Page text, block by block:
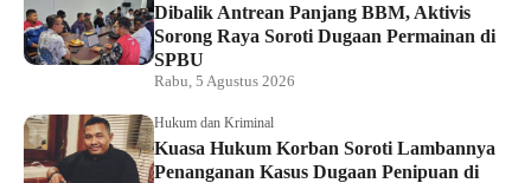
Dibalik Antrean Panjang BBM, Aktivis
Sorong Raya Soroti Dugaan Permainan di
SPBU
Rabu, 5 Agustus 2026
Hukum dan Kriminal
Kuasa Hukum Korban Soroti Lambannya
Penanganan Kasus Dugaan Penipuan di